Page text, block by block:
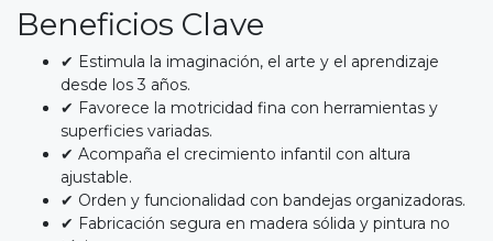
Beneficios Clave
✔ Estimula la imaginación, el arte y el aprendizaje
desde los 3 años.
✔ Favorece la motricidad fina con herramientas y
superficies variadas.
✔ Acompaña el crecimiento infantil con altura
ajustable.
✔ Orden y funcionalidad con bandejas organizadoras.
✔ Fabricación segura en madera sólida y pintura no